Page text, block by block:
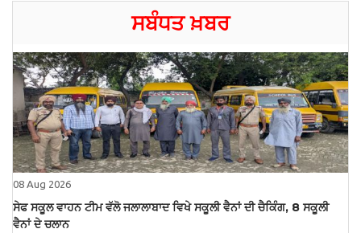
ਸਬੰਧਤ ਖ਼ਬਰ
08 Aug 2026
ਸੇਫ ਸਕੂਲ ਵਾਹਨ ਟੀਮ ਵੱਲੋ ਜਲਾਲਾਬਾਦ ਵਿਖੇ ਸਕੂਲੀ ਵੈਨਾਂ ਦੀ ਚੈਕਿੰਗ, 8 ਸਕੂਲੀ
ਵੈਨਾਂ ਦੇ ਚਲਾਨ